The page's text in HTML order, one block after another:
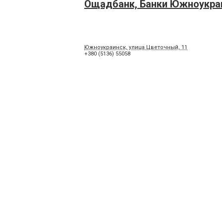
Ощадбанк, Банки
Южноукраинск, улица Цветочный, 11
+380 (5136) 55058